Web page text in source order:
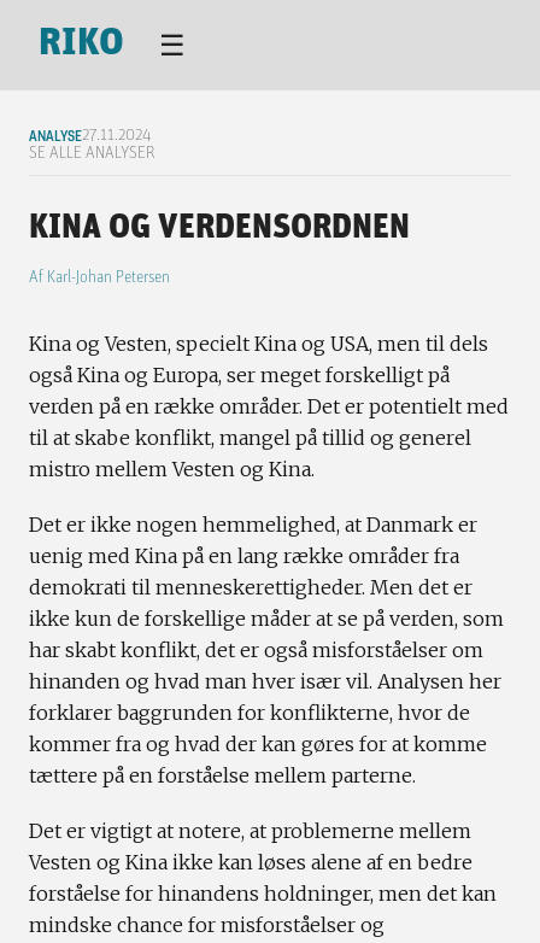
RIKO ☰
ANALYSE27.11.2024
SE ALLE ANALYSER
KINA OG VERDENSORDNEN
Af Karl-Johan Petersen
Kina og Vesten, specielt Kina og USA, men til dels
også Kina og Europa, ser meget forskelligt på
verden på en række områder. Det er potentielt med
til at skabe konflikt, mangel på tillid og generel
mistro mellem Vesten og Kina.
Det er ikke nogen hemmelighed, at Danmark er
uenig med Kina på en lang række områder fra
demokrati til menneskerettigheder. Men det er
ikke kun de forskellige måder at se på verden, som
har skabt konflikt, det er også misforståelser om
hinanden og hvad man hver især vil. Analysen her
forklarer baggrunden for konflikterne, hvor de
kommer fra og hvad der kan gøres for at komme
tættere på en forståelse mellem parterne.
Det er vigtigt at notere, at problemerne mellem
Vesten og Kina ikke kan løses alene af en bedre
forståelse for hinandens holdninger, men det kan
mindske chance for misforståelser og